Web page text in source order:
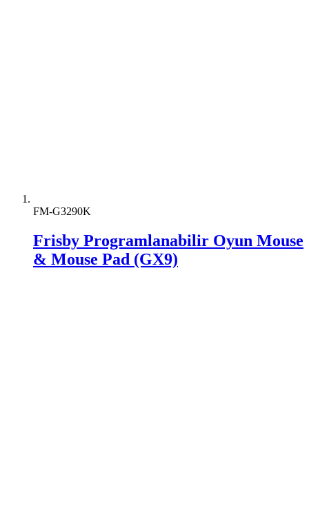
FM-G3290K
Frisby Programlanabilir Oyun Mouse
& Mouse Pad (GX9)